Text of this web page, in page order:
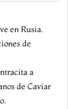
en Rusia.
de
a
de Caviar